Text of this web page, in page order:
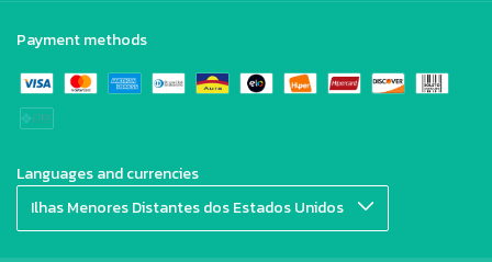
Payment methods
Languages and currencies